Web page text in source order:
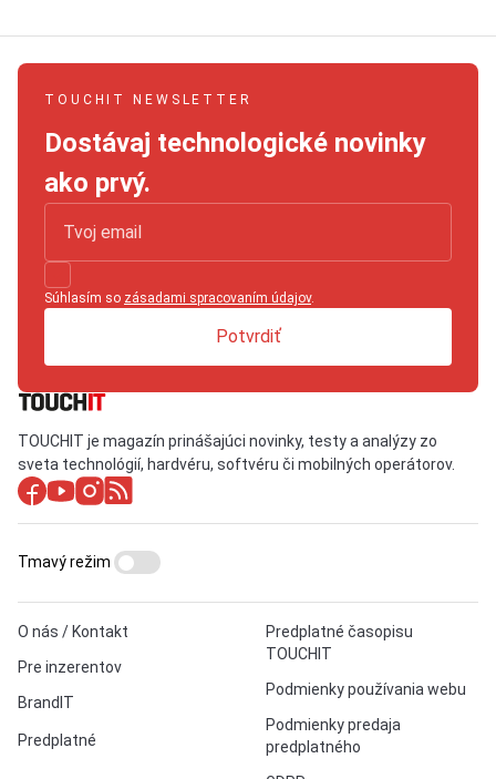
TOUCHIT NEWSLETTER
Dostávaj technologické novinky
ako prvý.
Súhlasím so zásadami spracovaním údajov.
Potvrdiť
TOUCHIT je magazín prinášajúci novinky, testy a analýzy zo
sveta technológií, hardvéru, softvéru či mobilných operátorov.
O nás / Kontakt
Pre inzerentov
BrandIT
Predplatné
Predplatné časopisu
TOUCHIT
Podmienky používania webu
Podmienky predaja
predplatného
Tmavý režim